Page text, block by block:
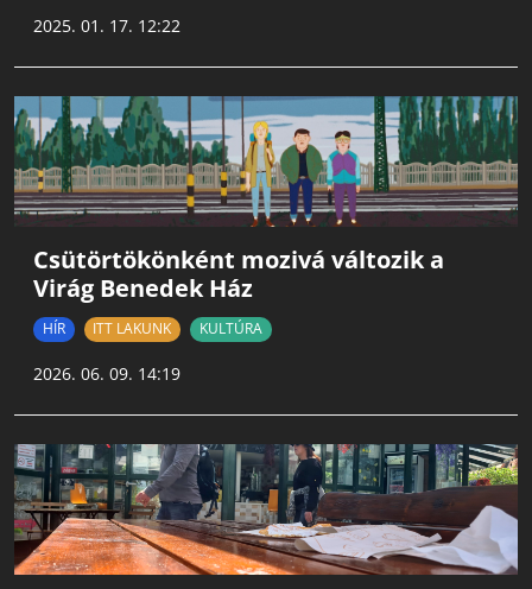
2025. 01. 17. 12:22
Csütörtökönként mozivá változik a
Virág Benedek Ház
HÍR ITT LAKUNK KULTÚRA
2026. 06. 09. 14:19